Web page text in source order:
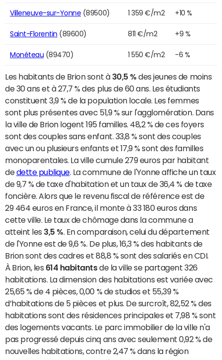
Villeneuve-sur-Yonne (89500) 1 359 €/m2 +10 %
Saint-Florentin (89600) 811 €/m2 +9 %
Monéteau (89470) 1 550 €/m2 -6 %
Les habitants de Brion sont à 30,5 % des jeunes de moins
de 30 ans et à 27,7 % des plus de 60 ans. Les étudiants
constituent 3,9 % de la population locale. Les femmes
sont plus présentes avec 51,9 % sur l'agglomération. Dans
la ville de Brion logent 195 familles. 48,2 % de ces foyers
sont des couples sans enfant. 33,8 % sont des couples
avec un ou plusieurs enfants et 17,9 % sont des familles
monoparentales. La ville cumule 279 euros par habitant
dedette publique. La commune de l'Yonne affiche un taux
de 9,7 % de taxe d'habitation et un taux de 36,4 % de taxe
foncière. Alors que le revenu fiscal de référence est de
29 464 euros en France, il monte à 33 180 euros dans
cette ville. Le taux de chômage dans la commune a
atteint les 3,5 % . En comparaison, celui du département
de l'Yonne est de 9,6 %. De plus, 16,3 % des habitants de
Brion sont des cadres et 88,8 % sont des salariés en CDI.
À Brion, les 614 habitantsde la ville se partagent 326
habitations. La dimension des habitations est variée avec
25,65 % de 4 pièces, 0,00 % de studios et 55,39 %
d’habitations de 5 pièces et plus. De surcroît, 82,52 % des
habitations sont des résidences principales et 7,98 % sont
des logements vacants. Le parc immobilier de la ville n'a
pas progressé depuis cinq ans avec seulement 0,92 % de
nouvelles habitations, contre 2,47 % dans la région